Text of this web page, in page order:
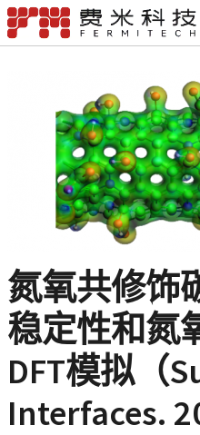
氮氧共修饰
稳定性和氮
DFT模拟（
Interfaces.